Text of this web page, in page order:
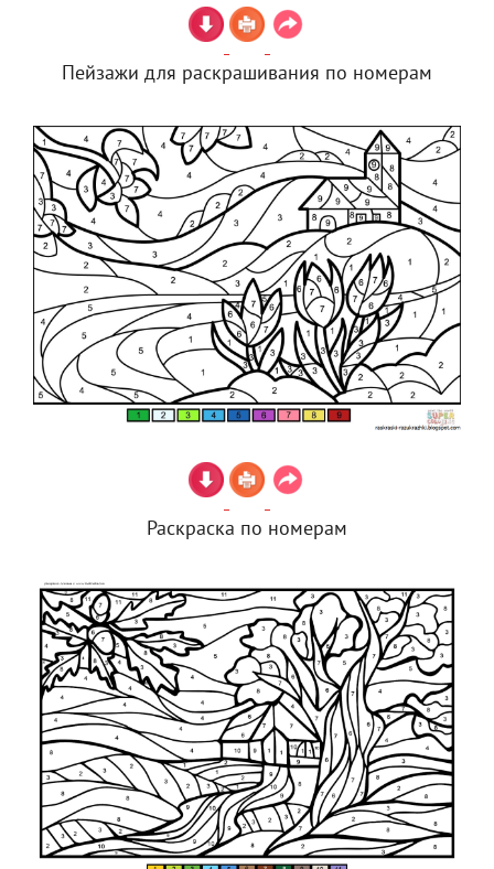
Пейзажи для раскрашивания по номерам
Раскраска по номерам